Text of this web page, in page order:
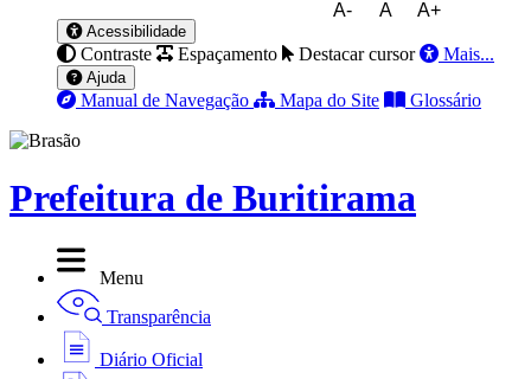
A- A A+
Acessibilidade
Contraste Espaçamento Destacar cursor Mais...
Ajuda
Manual de Navegação Mapa do Site Glossário
Prefeitura de Buritirama
Menu
Transparência
Diário Oficial